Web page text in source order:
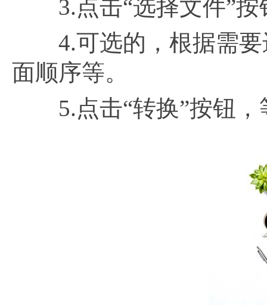
3.点击“选择文件”按
4.可选的，根据需要
面顺序等。
5.点击“转换”按钮，